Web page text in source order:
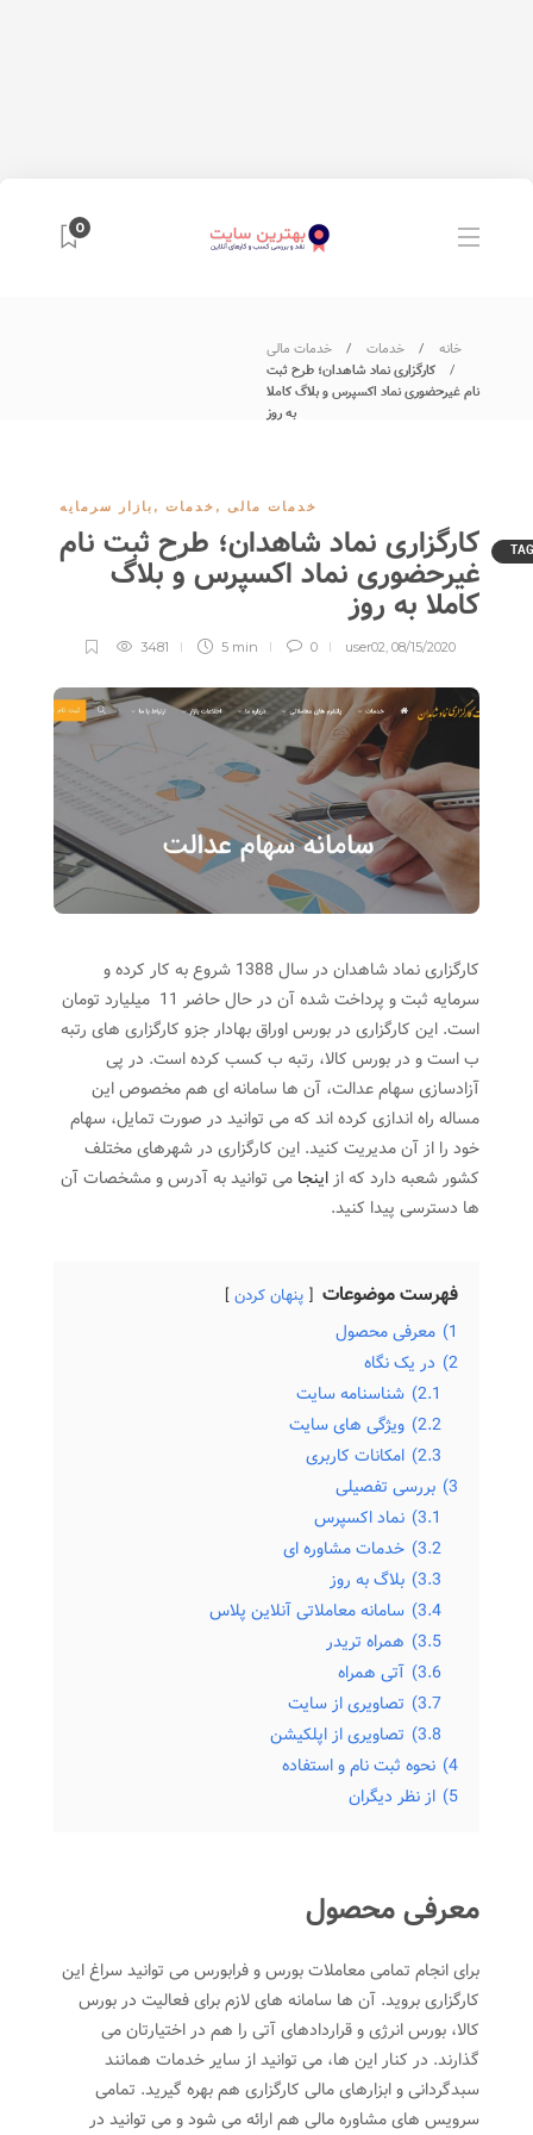
0
خانه خدمات
خدمات مالی
کارگزاری نماد شاهدان؛ طرح ثبت
نام غیرحضوری نماد اکسپرس و بلاگ کاملا
به روز
بازار سرمایه , خدمات , خدمات مالی
کارگزاری نماد شاهدان؛ طرح ثبت نام
غیرحضوری نماد اکسپرس و بلاگ
کاملا به روز
user02, 08/15/2020
0
5 min
3481
کارگزاری نماد شاهدان در سال 1388 شروع به کار کرده و
سرمایه ثبت و پرداخت شده آن در حال حاضر 11 میلیارد تومان
است. این کارگزاری در بورس اوراق بهادار جزو کارگزاری های رتبه
ب است و در بورس کالا، رتبه ب کسب کرده است. در پی
آزادسازی سهام عدالت، آن ها سامانه ای هم مخصوص این
مساله راه اندازی کرده اند که می توانید در صورت تمایل، سهام
خود را از آن مدیریت کنید. این کارگزاری در شهرهای مختلف
کشور شعبه دارد که از اینجا می توانید به آدرس و مشخصات آن
ها دسترسی پیدا کنید.
فهرست موضوعات پنهان کردن
1) معرفی محصول
2) در یک نگاه
2.1) شناسنامه سایت
2.2) ویژگی های سایت
2.3) امکانات کاربری
3) بررسی تفصیلی
3.1) نماد اکسپرس
3.2) خدمات مشاوره ای
3.3) بلاگ به روز
3.4) سامانه معاملاتی آنلاین پلاس
3.5) همراه تریدر
3.6) آتی همراه
3.7) تصاویری از سایت
3.8) تصاویری از اپلکیشن
4) نحوه ثبت نام و استفاده
5) از نظر دیگران
معرفی محصول
برای انجام تمامی معاملات بورس و فرابورس می توانید سراغ این
کارگزاری بروید. آن ها سامانه های لازم برای فعالیت در بورس
کالا، بورس انرژی و قراردادهای آتی را هم در اختیارتان می
گذارند. در کنار این ها، می توانید از سایر خدمات همانند
سبدگردانی و ابزارهای مالی کارگزاری هم بهره گیرید. تمامی
سرویس های مشاوره مالی هم ارائه می شود و می توانید در